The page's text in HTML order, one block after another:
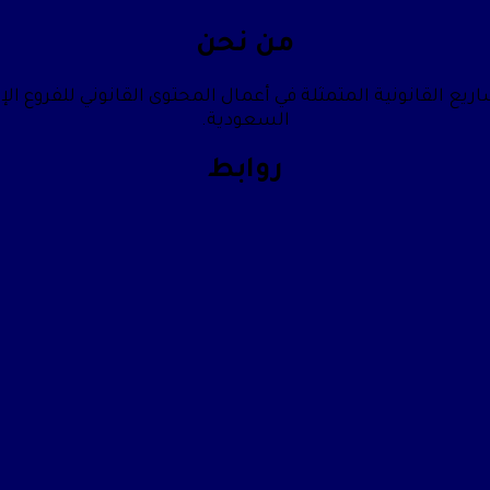
من نحن
القانونية المتمثلة في أعمال المحتوى القانوني للفروع
السعودية.
روابط